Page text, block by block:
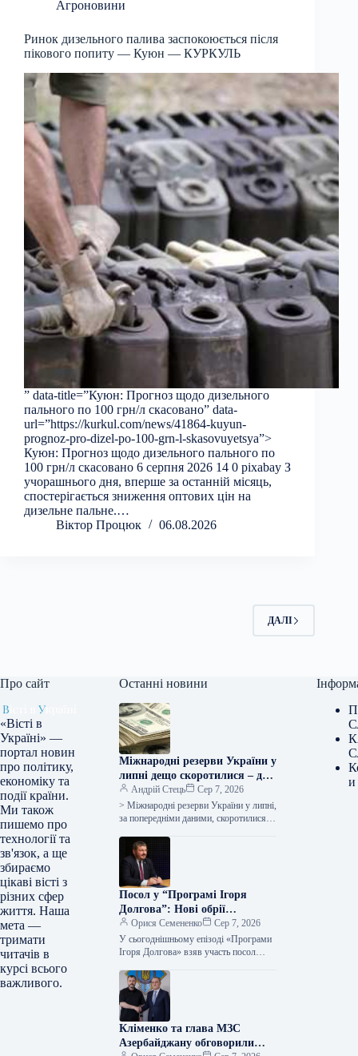
Агроновини
Ринок дизельного палива заспокоюється після
пікового попиту — Куюн — КУРКУЛЬ
” data-title=”Куюн: Прогноз щодо дизельного
пального по 100 грн/л скасовано” data-
url=”https://kurkul.com/news/41864-kuyun-
prognoz-pro-dizel-po-100-grn-l-skasovuyetsya”>
Куюн: Прогноз щодо дизельного пального по
100 грн/л скасовано 6 серпня 2026 14 0 pixabay З
учорашнього дня, вперше за останній місяць,
спостерігається зниження оптових цін на
дизельне пальне.…
Віктор Процюк
06.08.2026
ДАЛІ
Про сайт
«Вісті в
Україні» —
портал новин
про політику,
економіку та
події країни.
Ми також
пишемо про
технології та
зв'язок, а ще
збираємо
цікаві вісті з
різних сфер
життя. Наша
мета —
тримати
читачів в
курсі всього
важливого.
Останні новини
Міжнародні резерви України у
липні дещо скоротилися – до
$51,2 мільярда
Андрій Стець
Сер 7, 2026
> Міжнародні резерви України у липні,
за попередніми даними, скоротилися
Посол у “Програмі Ігоря
Долгова”: Нові обрії
стратегічного партнерства
України та Азербайджану
Орися Семененко
Сер 7, 2026
У сьогоднішньому епізоді «Програми
Ігоря Долгова» взяв участь посол
Республіці Юрій Гусєв. Ігор Долгов,
ведучий програми та…
Кліменко та глава МЗС
Азербайджану обговорили
и